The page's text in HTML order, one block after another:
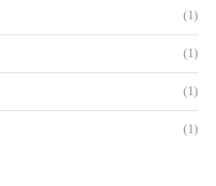
(1)
(1)
(1)
(1)